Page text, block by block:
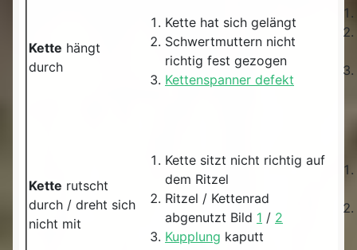
Kette hängt
durch
Kette hat sich gelängt
Schwertmuttern nicht
richtig fest gezogen
Kettenspanner defekt
Kette rutscht
durch / dreht sich
nicht mit
Kette sitzt nicht richtig auf
dem Ritzel
Ritzel / Kettenrad
abgenutzt Bild 1 / 2
Kupplung kaputt